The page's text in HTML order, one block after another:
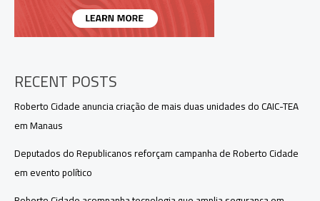
RECENT POSTS
Roberto Cidade anuncia criação de mais duas unidades do CAIC-TEA
em Manaus
Deputados do Republicanos reforçam campanha de Roberto Cidade
em evento político